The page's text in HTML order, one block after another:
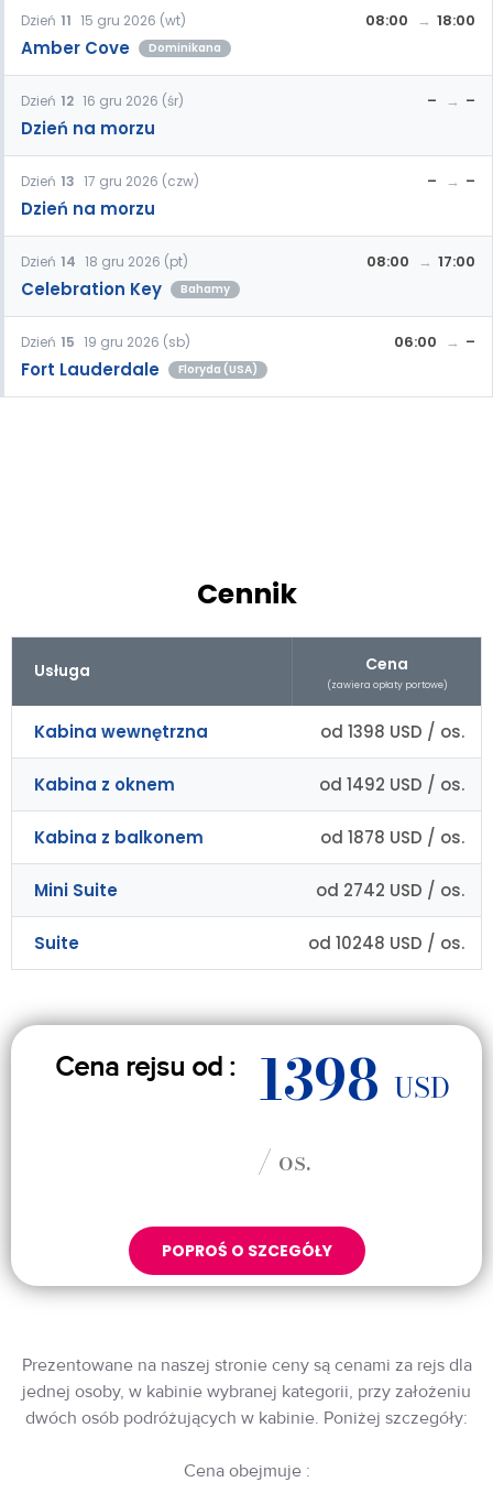
Dzień 11 15 gru 2026 (wt)
Amber Cove Dominikana
08:00 18:00
Dzień 12 16 gru 2026 (śr)
Dzień na morzu
– –
Dzień 13 17 gru 2026 (czw)
Dzień na morzu
– –
Dzień 14 18 gru 2026 (pt)
Celebration Key Bahamy
08:00 17:00
Dzień 15 19 gru 2026 (sb)
Fort Lauderdale Floryda (USA)
06:00 –
Cennik
Usługa Cena
(zawiera opłaty portowe)
Kabina wewnętrzna od 1398 USD / os.
Kabina z oknem od 1492 USD / os.
Kabina z balkonem od 1878 USD / os.
Mini Suite od 2742 USD / os.
Suite od 10248 USD / os.
Cena rejsu od : 1398 USD
/ os.
POPROŚ O SZCEGÓŁY
Prezentowane na naszej stronie ceny są cenami za rejs dla
jednej osoby, w kabinie wybranej kategorii, przy założeniu
dwóch osób podróżujących w kabinie. Poniżej szczegóły:
Cena obejmuje :